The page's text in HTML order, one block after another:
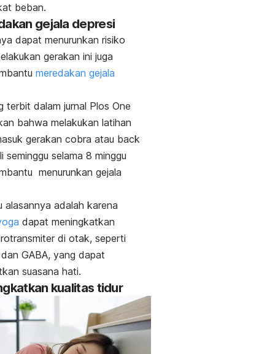
beban.
gejala depresi
dapat menurunkan risiko
gerakan ini juga
meredakan gejala
terbit dalam jurnal Plos One
bahwa melakukan latihan
gerakan cobra atau back
seminggu selama 8 minggu
menurunkan gejala
alasannya adalah karena
dapat meningkatkan
di otak, seperti
GABA, yang dapat
suasana hati.
kualitas tidur